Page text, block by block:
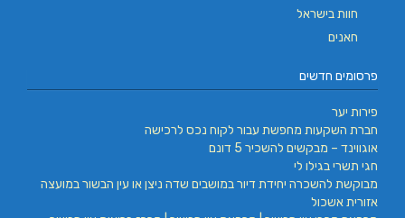
חוות בישראל
חאנים
פרסומים חדשים
פירות יער
חברת השקעות מחפשת עבור לקוח נכס לרכישה
אוגווינד – מבקשים להשכיר 5 דונם
חגי תשרי בגילו לי
מבוקשת להשכרה יחידת דיור במושבים שדה ניצן או עין הבשור במועצה
אזורית אשכול